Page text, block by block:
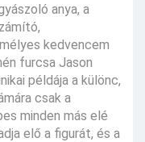
anya, a
kedvencem
furcsa Jason
példája a különc,
csak a
minden más elé
elő a figurát, és a